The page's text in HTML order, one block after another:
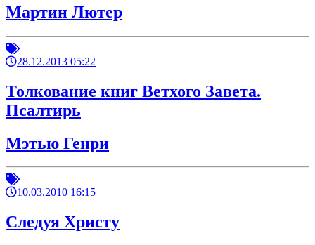
Мартин Лютер
28.12.2013 05:22
Толкование книг Ветхого Завета.
Псалтирь
Мэтью Генри
10.03.2010 16:15
Следуя Христу